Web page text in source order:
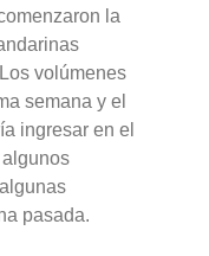
la
volúmenes
semana y el
ingresar en el
pasada.